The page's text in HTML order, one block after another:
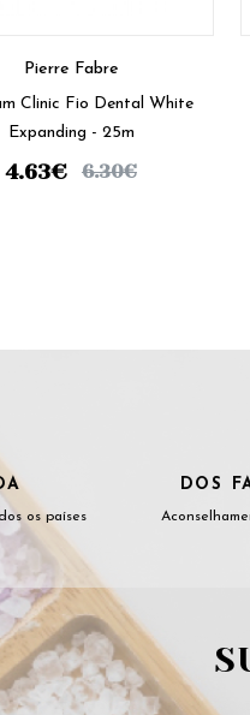
Pierre Fabre
Clinic Fio Dental White
Expanding - 25m
4.63€ 6.30€
os países
DOS